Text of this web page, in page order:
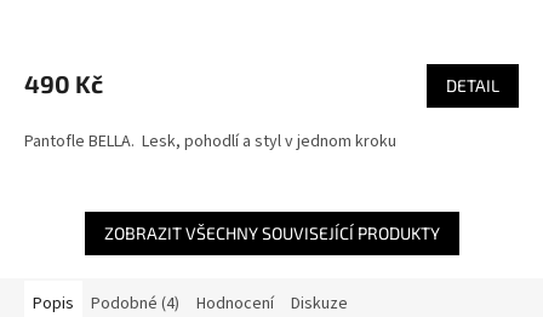
490 Kč DETAIL
Pantofle BELLA. Lesk, pohodlí a styl v jednom kroku
ZOBRAZIT VŠECHNY SOUVISEJÍCÍ PRODUKTY
Popis Podobné (4) Hodnocení Diskuze